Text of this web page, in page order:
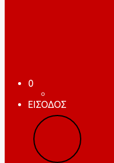
0
ΕΙΣΟΔΟΣ